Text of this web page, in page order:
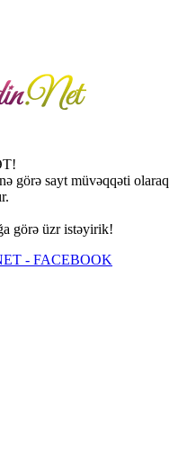
görə sayt müvəqqəti olaraq
görə üzr istəyirik!
- FACEBOOK